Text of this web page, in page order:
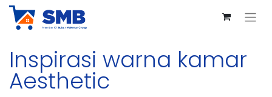
Inspirasi warna kamar
Aesthetic